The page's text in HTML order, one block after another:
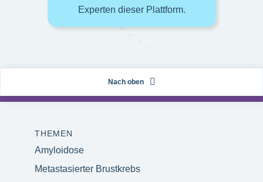
Experten dieser Plattform.
Nach oben
THEMEN
Amyloidose
Metastasierter Brustkrebs